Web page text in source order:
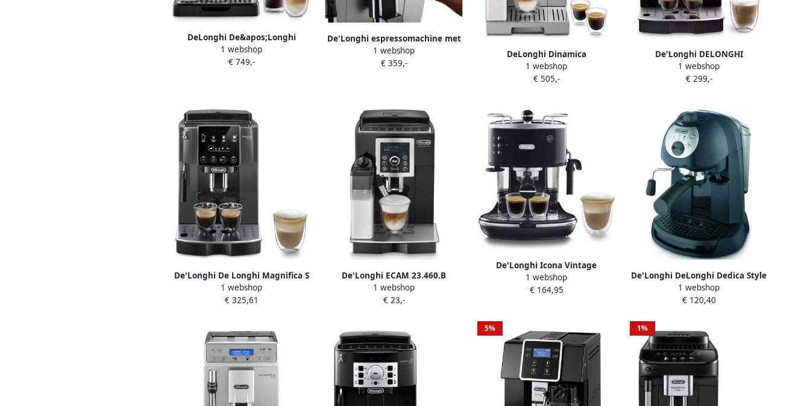
DeLonghi De&apos;Longhi
ECAM450.65S Eletta Explore Cold
Brew Volautomaat Zilver
1 webshop
€ 749,-
De'Longhi espressomachine met
15 bar zilver roestvrijstalen
molen. delonghi ECAM220.31.SSB
1 webshop
€ 359,-
DeLonghi Dinamica
ECAM350.50.SB Zilverzwart
Volautomaat
1 webshop
€ 505,-
De'Longhi DELONGHI
ECAM22.140.B MAGNIFICA
Automatische espressomachine
1 webshop
€ 299,-
De'Longhi De Longhi Magnifica S
Start ECAM220.22.GB
Volautomatische
1 webshop
€ 325,61
De'Longhi ECAM 23.460.B
Volautomatische
espressomachine Zwart
1 webshop
€ 23,-
De'Longhi Icona Vintage
ECOV311.BK Handmatige
Espressomachine Zwart
1 webshop
€ 164,95
De'Longhi DeLonghi Dedica Style
EC 190.CD Vrijstaand
Espressomachine donker blauw 1
1 webshop
€ 120,40
5% 1%